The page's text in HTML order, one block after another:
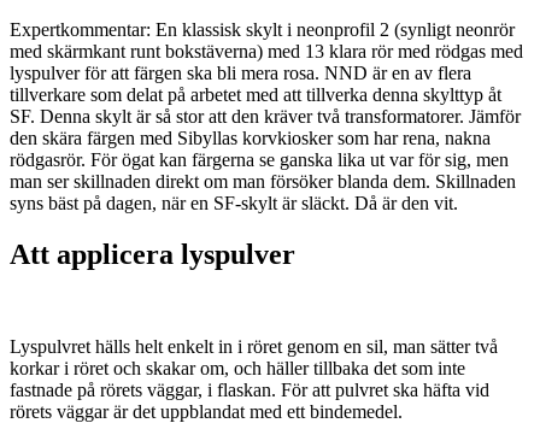
Expertkommentar: En klassisk skylt i neonprofil 2 (synligt neonrör
med skärmkant runt bokstäverna) med 13 klara rör med rödgas med
lyspulver för att färgen ska bli mera rosa. NND är en av flera
tillverkare som delat på arbetet med att tillverka denna skylttyp åt
SF. Denna skylt är så stor att den kräver två transformatorer. Jämför
den skära färgen med Sibyllas korvkiosker som har rena, nakna
rödgasrör. För ögat kan färgerna se ganska lika ut var för sig, men
man ser skillnaden direkt om man försöker blanda dem. Skillnaden
syns bäst på dagen, när en SF-skylt är släckt. Då är den vit.
Att applicera lyspulver
Lyspulvret hälls helt enkelt in i röret genom en sil, man sätter två
korkar i röret och skakar om, och häller tillbaka det som inte
fastnade på rörets väggar, i flaskan. För att pulvret ska häfta vid
rörets väggar är det uppblandat med ett bindemedel.